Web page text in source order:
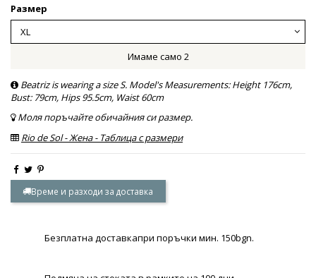
Размер
Имаме само 2
Beatriz is wearing a size S. Model's Measurements: Height 176cm,
Bust: 79cm, Hips 95.5cm, Waist 60cm
Моля поръчайте обичайния си размер.
Rio de Sol - Жена - Таблица с размери
Време и разходи за доставка
Безплатна доставкапри поръчки мин. 150bgn.